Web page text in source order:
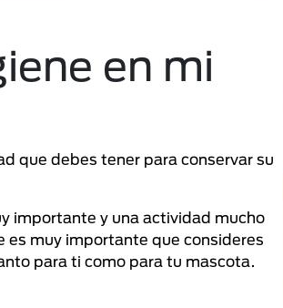
en mi
que debes tener para conservar su
importante y una actividad mucho
muy importante que consideres
para ti como para tu mascota.